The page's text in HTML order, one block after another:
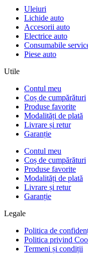
Uleiuri
Lichide auto
Accesorii auto
Electrice auto
Consumabile
Piese auto
Utile
Contul meu
Coș de cumpărături
Produse favorite
Modalități de plată
Livrare și retur
Garanție
Contul meu
Coș de cumpărături
Produse favorite
Modalități de plată
Livrare și retur
Garanție
Legale
Politica de
Politica privind
Termeni și condiții